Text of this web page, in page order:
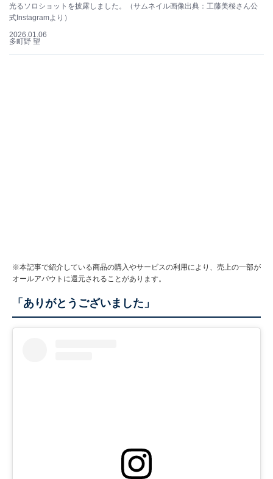
光るソロショットを披露しました。（サムネイル画像出典：工藤美桜さん公
式Instagramより）
2026.01.06
多町野 望
※本記事で紹介している商品の購入やサービスの利用により、売上の一部が
オールアバウトに還元されることがあります。
「ありがとうございました」